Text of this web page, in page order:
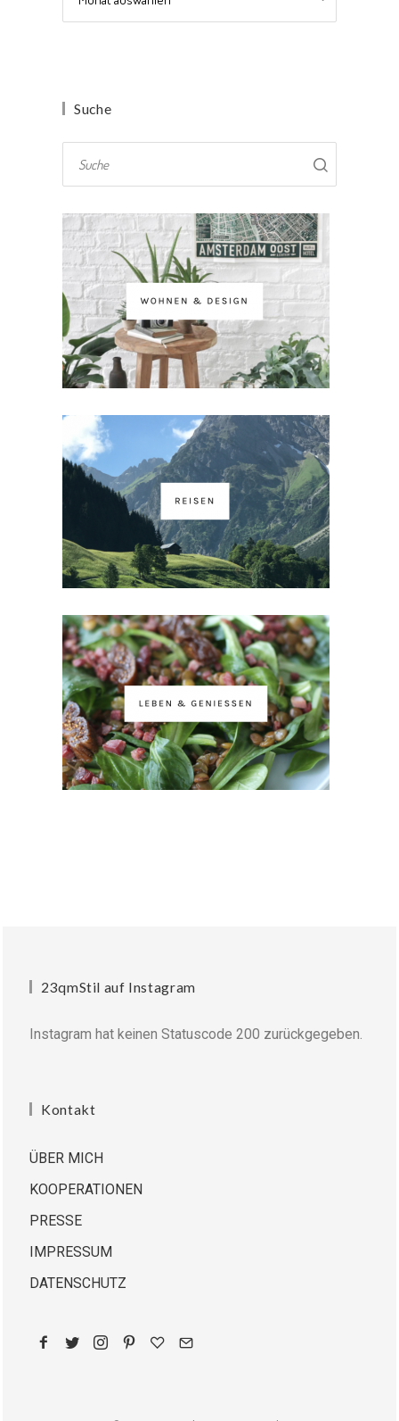
Suche
23qmStil auf Instagram
Instagram hat keinen Statuscode 200 zurückgegeben.
Kontakt
ÜBER MICH
KOOPERATIONEN
PRESSE
IMPRESSUM
DATENSCHUTZ